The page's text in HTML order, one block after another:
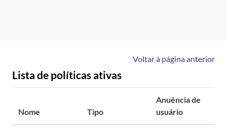
Voltar à página anterior
Lista de políticas ativas
Nome Tipo
Anuência de
usuário